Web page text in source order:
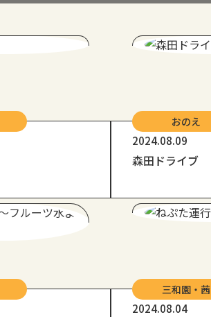
おのえ
2024.08.09
森田ドライブ
三和園・茜
2024.08.04